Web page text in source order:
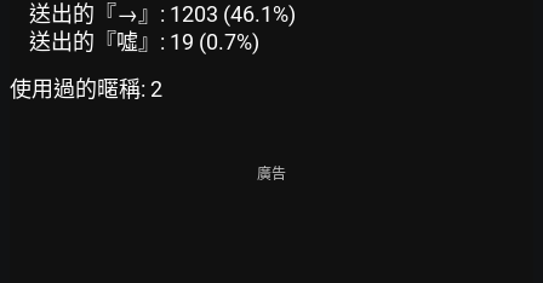
送出的『→』: 1203 (46.1%)
送出的『噓』: 19 (0.7%)
使用過的暱稱: 2
廣告